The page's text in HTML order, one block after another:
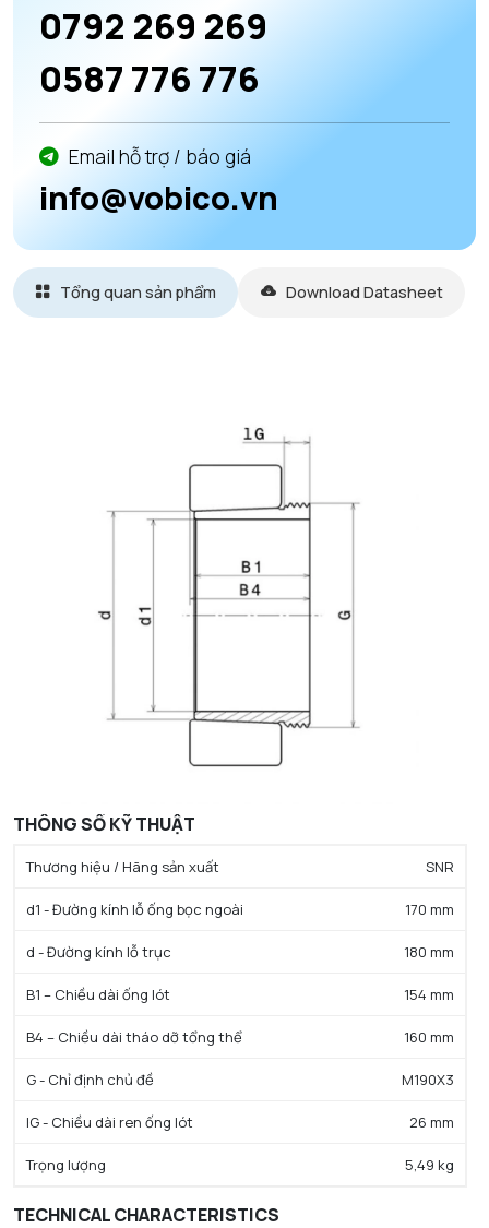
0792 269 269
0587 776 776
Email hỗ trợ / báo giá
info@vobico.vn
Tổng quan sản phẩm Download Datasheet
THÔNG SỐ KỸ THUẬT
Thương hiệu / Hãng sản xuất SNR
d1 - Đường kính lỗ ống bọc ngoài 170 mm
d - Đường kính lỗ trục 180 mm
B1 – Chiều dài ống lót 154 mm
B4 – Chiều dài tháo dỡ tổng thể 160 mm
G - Chỉ định chủ đề M190X3
lG - Chiều dài ren ống lót 26 mm
Trọng lượng 5,49 kg
TECHNICAL CHARACTERISTICS